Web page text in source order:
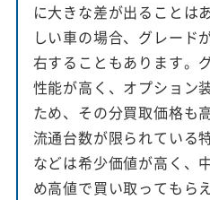
に大きな差が出ることは
しい車の場合、グレード
右することもあります。
性能が高く、オプション
ため、その分買取価格も
流通台数が限られている
などは希少価値が高く、
め高値で買い取ってもら